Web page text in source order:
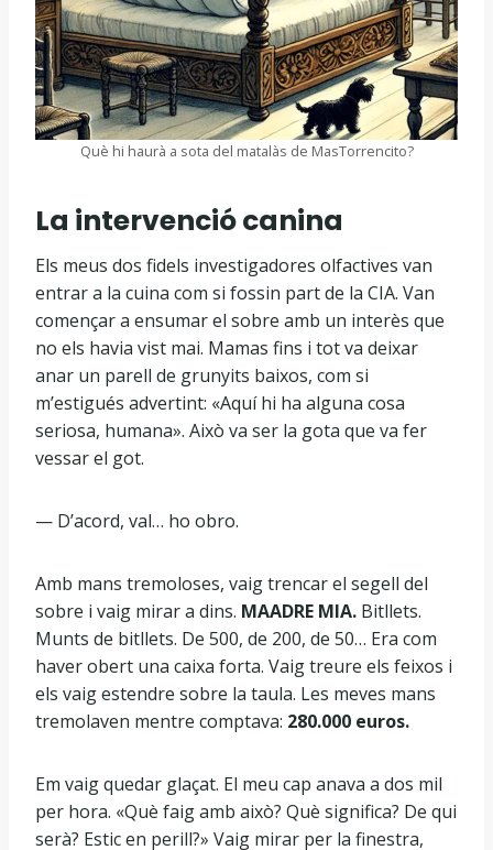
Què hi haurà a sota del matalàs de MasTorrencito?
La intervenció canina
Els meus dos fidels investigadores olfactives van
entrar a la cuina com si fossin part de la CIA. Van
començar a ensumar el sobre amb un interès que
no els havia vist mai. Mamas fins i tot va deixar
anar un parell de grunyits baixos, com si
m’estigués advertint: «Aquí hi ha alguna cosa
seriosa, humana». Això va ser la gota que va fer
vessar el got.
— D’acord, val… ho obro.
Amb mans tremoloses, vaig trencar el segell del
sobre i vaig mirar a dins. MAADRE MIA. Bitllets.
Munts de bitllets. De 500, de 200, de 50… Era com
haver obert una caixa forta. Vaig treure els feixos i
els vaig estendre sobre la taula. Les meves mans
tremolaven mentre comptava: 280.000 euros.
Em vaig quedar glaçat. El meu cap anava a dos mil
per hora. «Què faig amb això? Què significa? De qui
serà? Estic en perill?» Vaig mirar per la finestra,